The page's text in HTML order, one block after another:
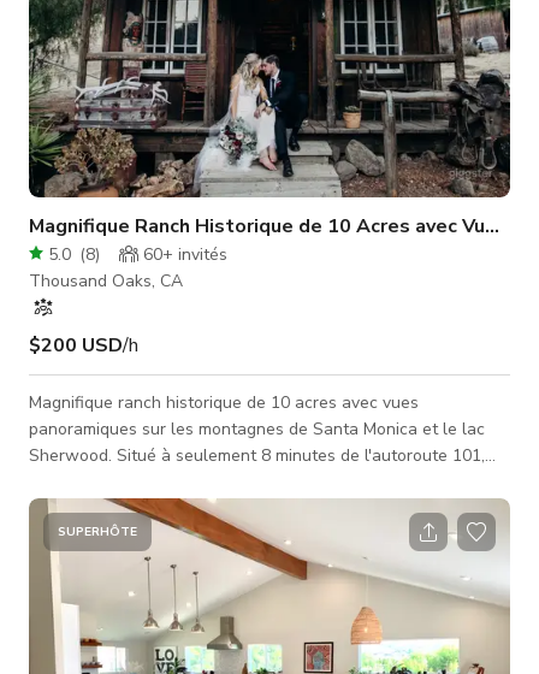
Magnifique Ranch Historique de 10 Acres avec Vues
5.0 (8) 60+ invités
Thousand Oaks, CA
$200 USD/h
Magnifique ranch historique de 10 acres avec vues
panoramiques sur les montagnes de Santa Monica et le lac
Sherwood. Situé à seulement 8 minutes de l'autoroute 101,
ambiance des années 1800 avec un petit saloon authentique
et de nombreux autres objets westerns. La maison est
perchée sur la montagne, récemment rénovée avec des vues
incroyables et un plan ouvert avec vie intérieure/extérieure.
Nous disposons également d'une caravan
SUPERHÔTE